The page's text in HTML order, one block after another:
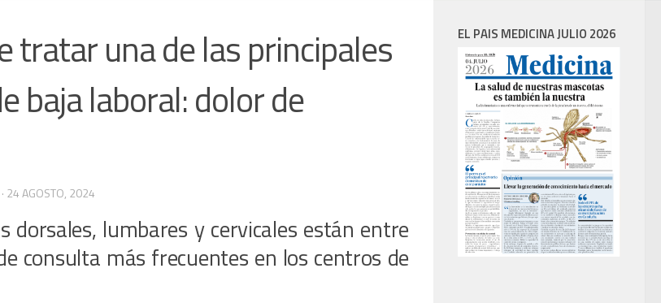
tratar una de las principales
baja laboral: dolor de
· 24 AGOSTO, 2024
dorsales, lumbares y cervicales están entre
consulta más frecuentes en los centros de
EL PAIS MEDICINA JULIO 2026